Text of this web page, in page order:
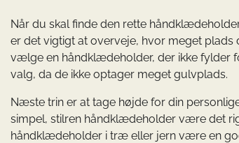
Når du skal finde den rette
er det vigtigt at overveje, hvor meget
vælge en håndklædeholder, der ikke fylder
valg, da de ikke optager meget gulvplads.
Næste trin er at tage højde for din
simpel, stilren håndklædeholder være det
håndklædeholder i træ eller jern være en